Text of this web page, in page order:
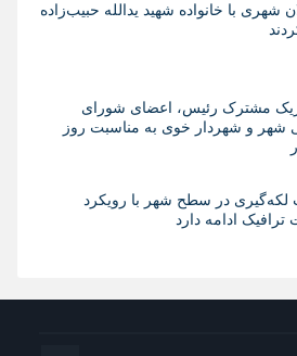
شهری با خانواده شهید یدالله حبیب‌زاده
مشترک رئیس، اعضای شورای
شهر و شهردار خوی به مناسبت روز
لکه‌گیری در سطح شهر با رویکرد
ترافیک ادامه دارد